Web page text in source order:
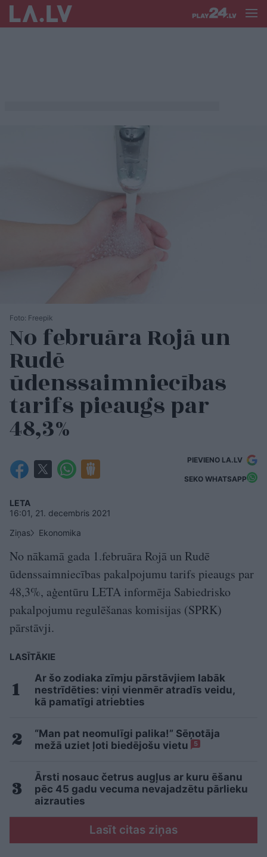
Foto: Freepik
No februāra Rojā un
Rudē
ūdenssaimniecības
tarifs pieaugs par
48,3%
PIEVIENO LA.LV
SEKO WHATSAPP
LETA
16:01, 21. decembris 2021
Ziņas
Ekonomika
No nākamā gada 1.februāra Rojā un Rudē
ūdenssaimniecības pakalpojumu tarifs pieaugs par
48,3%, aģentūru LETA informēja Sabiedrisko
pakalpojumu regulēšanas komisijas (SPRK)
pārstāvji.
LASĪTĀKIE
Ar šo zodiaka zīmju pārstāvjiem labāk
nestrīdēties: viņi vienmēr atradīs veidu,
kā pamatīgi atriebties
“Man pat neomulīgi palika!” Sēņotāja
mežā uziet ļoti biedējošu vietu
5
Ārsti nosauc četrus augļus ar kuru ēšanu
pēc 45 gadu vecuma nevajadzētu pārlieku
aizrauties
Lasīt citas ziņas